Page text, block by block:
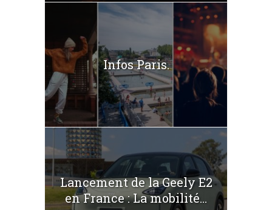
Infos Paris.
Lancement de la Geely E2
en France : La mobilité...